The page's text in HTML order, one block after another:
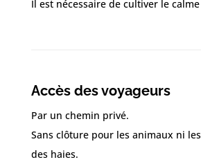
Il est nécessaire de cultiver le
Accès des voyageurs
Par un chemin privé.
Sans clôture pour les animaux ni
des haies.